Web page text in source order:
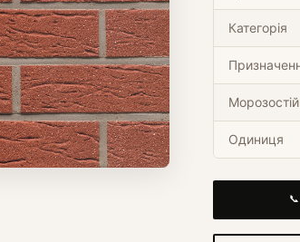
Категорія
Одиниця